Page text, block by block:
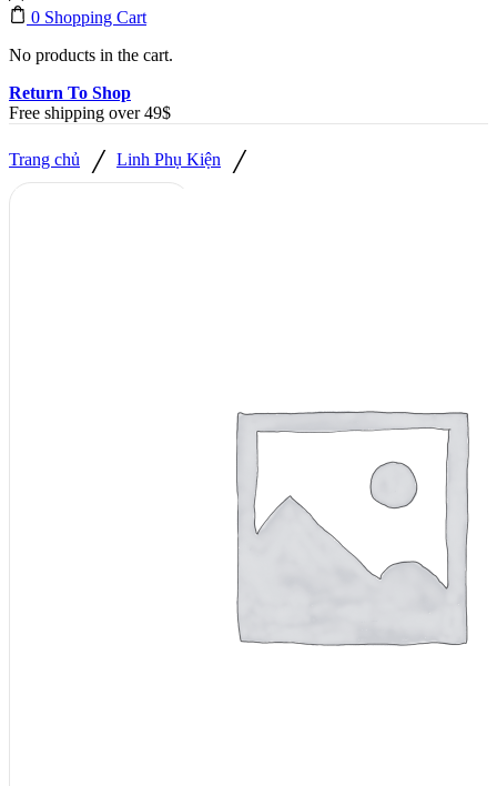
0 Shopping Cart
No products in the cart.
Return To Shop
Free shipping over 49$
Trang chủ / Linh Phụ Kiện /